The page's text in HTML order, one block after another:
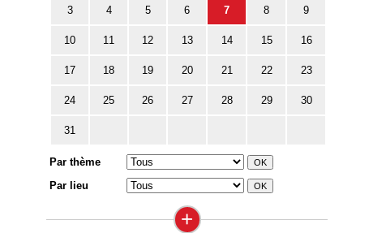
3 4 5 6 7 8 9
10 11 12 13 14 15 16
17 18 19 20 21 22 23
24 25 26 27 28 29 30
31
Par thème
Par lieu
+